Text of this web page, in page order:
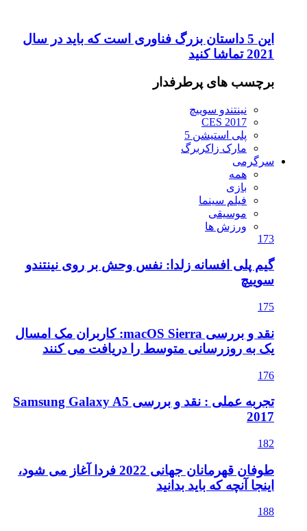
این 5 داستان بزرگ فناوری است که باید در سال
2021 تماشا کنید
برچسب های پرطرفدار
نینتندو سوییچ
CES 2017
پلی استیشن 5
مارک زاکربرگ
سرگرمی
همه
بازی
فیلم سینما
موسیقی
ورزش ها
173
گیم پلی افسانه زلدا: نفس وحش بر روی نینتندو
سوییچ
175
نقد و بررسی macOS Sierra: کاربران مک امسال
یک به روزرسانی متوسط را دریافت می کنند
176
تجربه عملی : نقد و بررسی Samsung Galaxy A5
2017
182
طوفان قهرمانان جهانی 2022 فردا آغاز می شود،
اینجا آنچه که باید بدانید
188